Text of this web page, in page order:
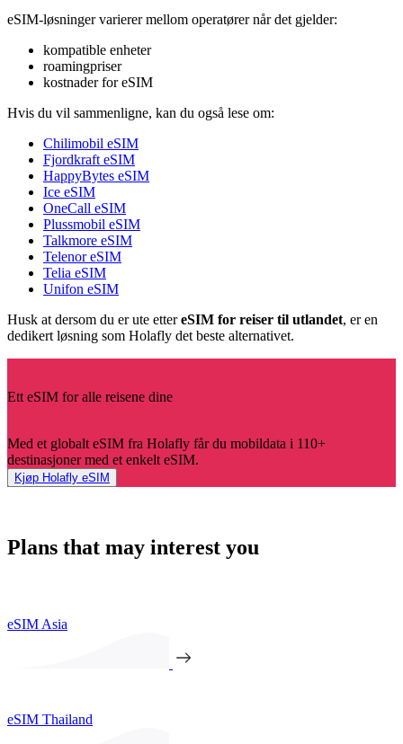
eSIM-løsninger varierer mellom operatører når det gjelder:
kompatible enheter
roamingpriser
kostnader for eSIM
Hvis du vil sammenligne, kan du også lese om:
Chilimobil eSIM
Fjordkraft eSIM
HappyBytes eSIM
Ice eSIM
OneCall eSIM
Plussmobil eSIM
Talkmore eSIM
Telenor eSIM
Telia eSIM
Unifon eSIM
Husk at dersom du er ute ettereSIM for reiser til utlandet, er en
dedikert løsning som Holafly det beste alternativet.
Ett eSIM for alle reisene dine
Med et globalt eSIM fra Holafly får du mobildata i 110+
destinasjoner med et enkelt eSIM.
Kjøp Holafly eSIM
Plans that may interest you
eSIM Asia
eSIM Thailand